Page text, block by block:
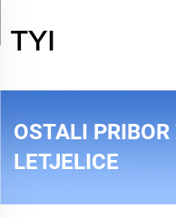
OSTALI
LETJELICE